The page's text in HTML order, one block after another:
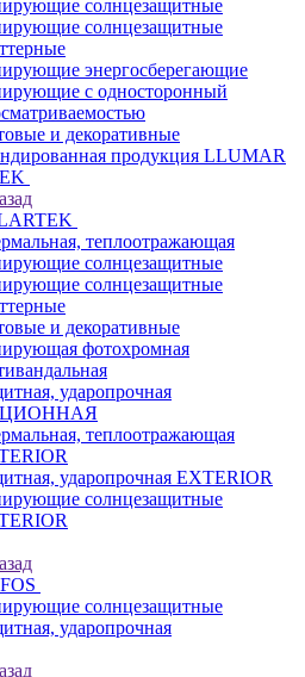
солнцезащитные
солнцезащитные
энергосберегающие
с односторонный
и декоративные
продукция LLUMAR
теплоотражающая
солнцезащитные
солнцезащитные
и декоративные
фотохромная
ударопрочная
теплоотражающая
ударопрочная EXTERIOR
солнцезащитные
солнцезащитные
ударопрочная